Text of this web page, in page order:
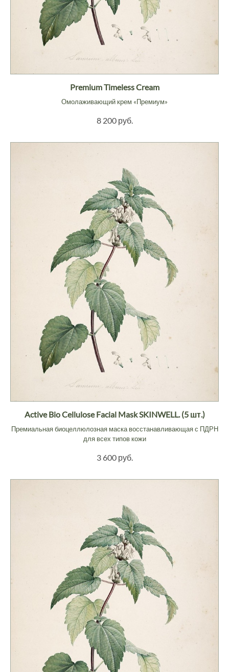
Premium Timeless Cream
Омолаживающий крем «Премиум»
8 200 руб.
Active Bio Cellulose Facial Mask SKINWELL. (5 шт.)
Премиальная биоцеллюлозная маска восстанавливающая с ПДРН
для всех типов кожи
3 600 руб.